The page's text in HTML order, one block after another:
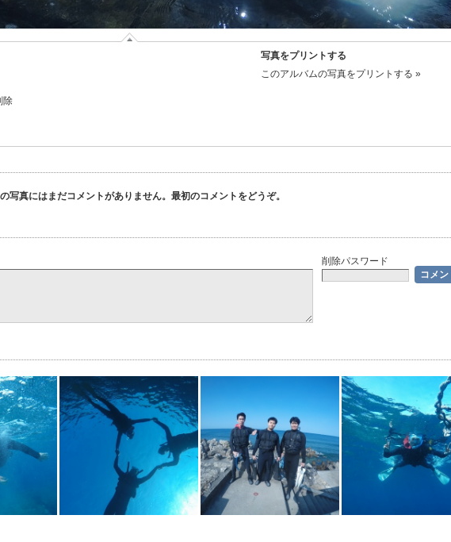
除
写真をプリントする
このアルバムの写真をプリントする »
写真にはまだコメントがありません。最初のコメントをどうぞ。
削除パスワード